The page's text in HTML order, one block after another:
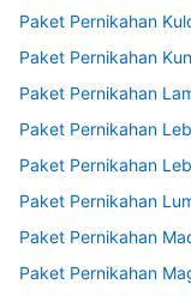
Paket Pernikahan
Paket Pernikahan
Paket Pernikahan
Paket Pernikahan
Paket Pernikahan
Paket Pernikahan
Paket Pernikahan
Paket Pernikahan